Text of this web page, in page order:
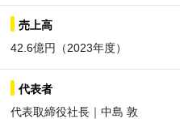
売上高
42.6億円（2023年度）
代表者
代表取締役社長｜中島 敦